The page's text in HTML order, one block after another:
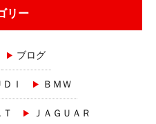
リー
ブログ
Ｉ ＢＭＷ
Ｔ ＪＡＧＵＡＲ